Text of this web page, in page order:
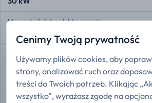
Moment silników elektrycznych
30 kW
Moment tylnego silnika
30 Nm
Cenimy Twoją prywatność
Używamy plików cookies, aby
strony, analizować ruch oraz
treści do Twoich potrzeb. Klikając
wszystko”, wyrażasz zgodę na